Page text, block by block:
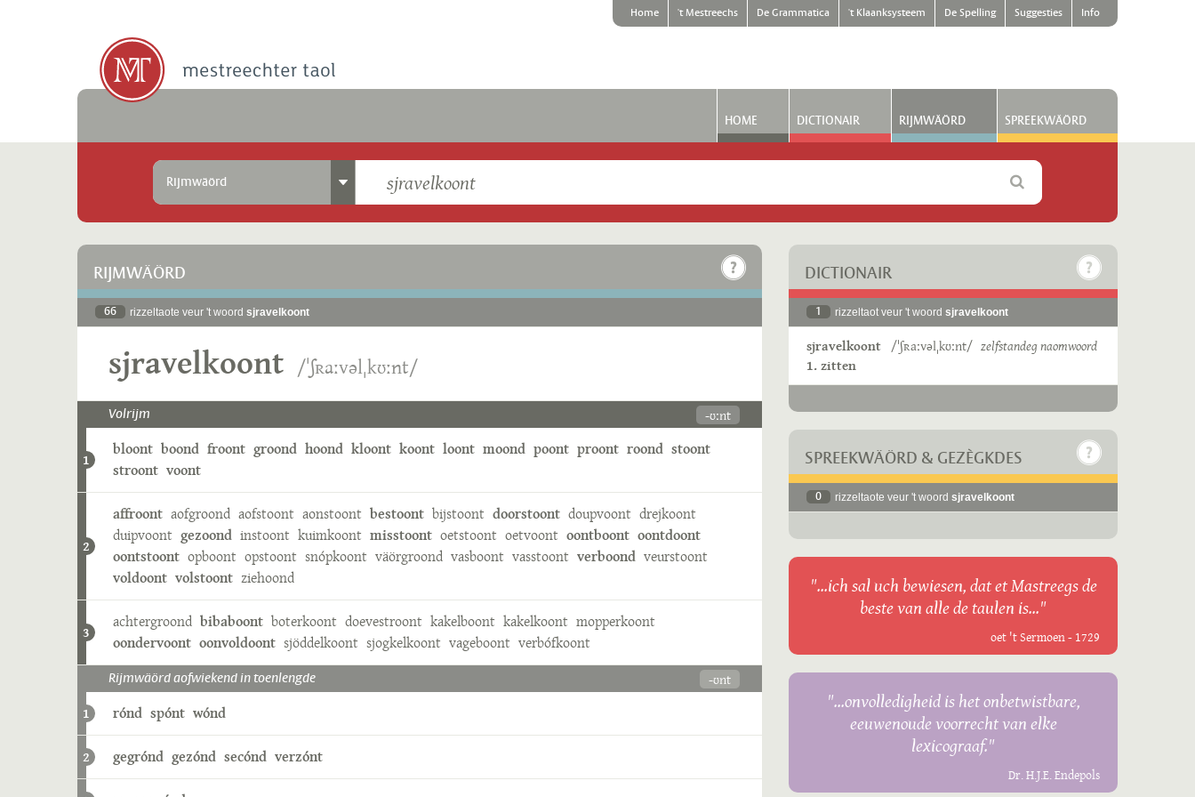
Home 't Mestreechs De Grammatica 't Klaanksysteem De Spelling Suggesties Info
HOME DICTIONAIR RIJMWÄÖRD SPREEKWÄÖRD
Rijmwäörd
RIJMWÄÖRD
66 rizzeltaote veur 't woord sjravelkoont
sjravelkoont /ˈʃʀaːvəlˌkʊːnt/
Volrijm -ʊːnt
1
bloont boond froont groond hoond kloont koont loont moond poont proont roond stoont
stroont voont
2
affroont aofgroond aofstoont aonstoont bestoont bijstoont doorstoont doupvoont drejkoont
duipvoont gezoond instoont kuimkoont misstoont oetstoont oetvoont oontboont oontdoont
oontstoont opboont opstoont snópkoont väörgroond vasboont vasstoont verboond veurstoont
voldoont volstoont ziehoond
3
achtergroond bibaboont boterkoont doevestroont kakelboont kakelkoont mopperkoont
oondervoont oonvoldoont sjöddelkoont sjogkelkoont vageboont verbófkoont
Rijmwäörd aofwiekend in toenlengde -ʊnt
1 rónd spónt wónd
2 gegrónd gezónd secónd verzónt
DICTIONAIR
1 rizzeltaot veur 't woord sjravelkoont
sjravelkoont /ˈʃʀaːvəlˌkʊːnt/ zelfstandeg naomwoord
1. zitten
SPREEKWÄÖRD & GEZÈGKDES
0 rizzeltaote veur 't woord sjravelkoont
"...ich sal uch bewiesen, dat et Mastreegs de
beste van alle de taulen is..."
oet 't Sermoen - 1729
"...onvolledigheid is het onbetwistbare,
eeuwenoude voorrecht van elke
lexicograaf."
Dr. H.J.E. Endepols